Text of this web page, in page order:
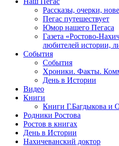
Рассказы, очерки,
Пегас путешествует
Юмор нашего Пегаса
Газета «Ростово-
любителей истории,
События
События
Хроники. Факты.
День в Истории
Видео
Книги
Книги Г.Багдыкова и
Родники Ростова
Ростов в книгах
День в Истории
Нахичеванский доктор